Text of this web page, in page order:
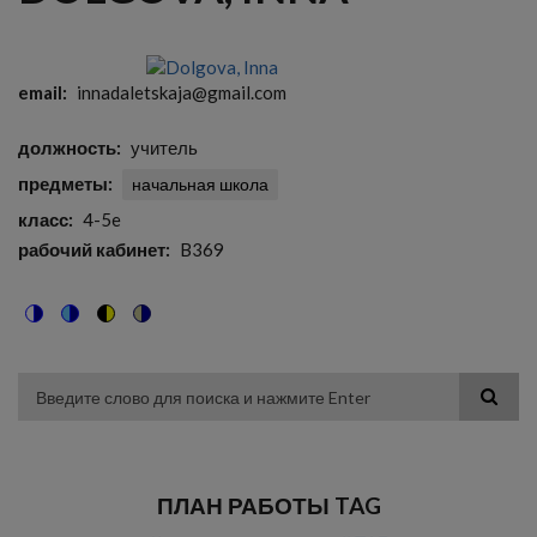
email innadaletskaja@gmail.com
должность
учитель
предметы
начальная школа
класс
4-5e
рабочий кабинет
B369
themetheme visibilitytheme
ПЛАН РАБОТЫ TAG